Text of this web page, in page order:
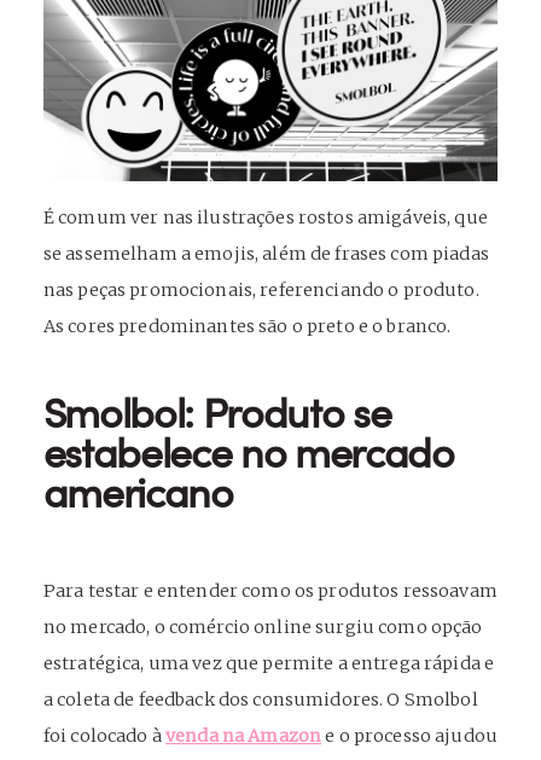
É comum ver nas ilustrações rostos amigáveis, que
se assemelham a emojis, além de frases com piadas
nas peças promocionais, referenciando o produto.
As cores predominantes são o preto e o branco.
Smolbol: Produto se
estabelece no mercado
americano
Para testar e entender como os produtos ressoavam
no mercado, o comércio online surgiu como opção
estratégica, uma vez que permite a entrega rápida e
a coleta de feedback dos consumidores. O Smolbol
foi colocado àvenda na Amazone o processo ajudou